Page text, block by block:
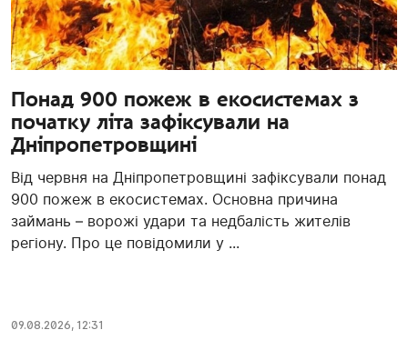
Понад 900 пожеж в екосистемах з
початку літа зафіксували на
Дніпропетровщині
Від червня на Дніпропетровщині зафіксували понад
900 пожеж в екосистемах. Основна причина
займань – ворожі удари та недбалість жителів
регіону. Про це повідомили у ...
09.08.2026, 12:31